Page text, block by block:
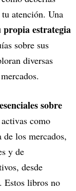
atención. Una
estrategia
sobre sus
diversas
sobre
como
los mercados,
y de
desde
Estos libros no